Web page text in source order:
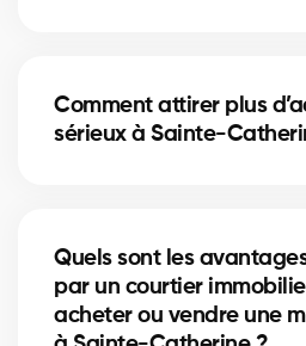
risque de manquer une
vous aident à choisir la bonne
Comment attirer plus
sérieux à Sainte-
augmentent vos chances
motivés.
Quels sont les
par un courtier
acheter ou vendre une